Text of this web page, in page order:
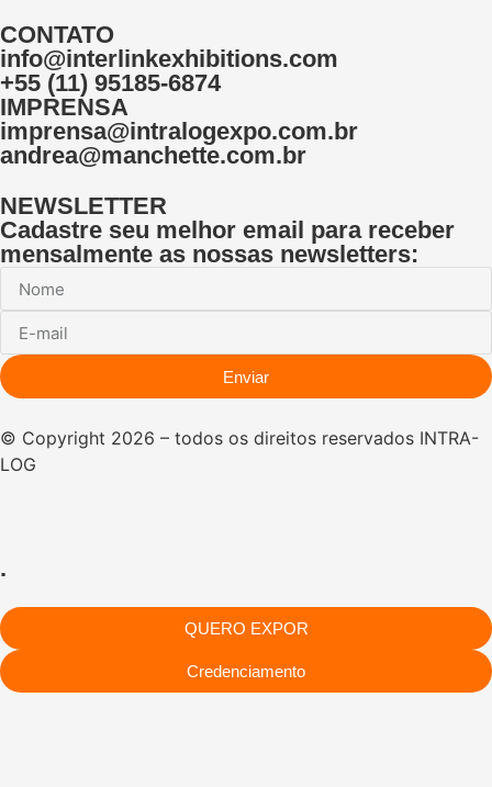
CONTATO
info@interlinkexhibitions.com
+55 (11) 95185-6874
IMPRENSA
imprensa@intralogexpo.com.br
andrea@manchette.com.br
NEWSLETTER
Cadastre seu melhor email para receber
mensalmente as nossas newsletters:
Enviar
© Copyright 2026 – todos os direitos reservados INTRA-
LOG
.
QUERO EXPOR
Credenciamento